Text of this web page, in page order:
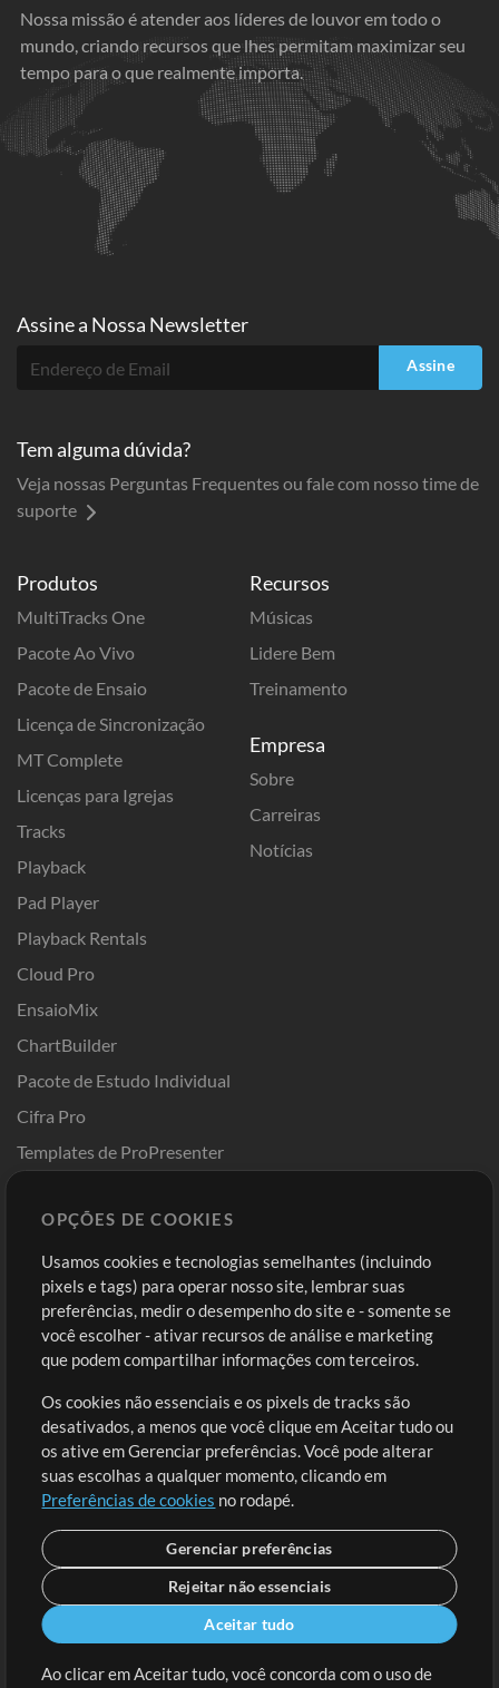
Nossa missão é atender aos líderes de louvor em todo o
mundo, criando recursos que lhes permitam maximizar seu
tempo para o que realmente importa.
Produtos
MultiTracks One
Pacote Ao Vivo
Pacote de Ensaio
Licença de Sincronização
MT Complete
Licenças para Igrejas
Tracks
Playback
Pad Player
Playback Rentals
Cloud Pro
EnsaioMix
ChartBuilder
Pacote de Estudo Individual
Cifra Pro
Templates de ProPresenter
Recursos
Músicas
Lidere Bem
Treinamento
Empresa
Sobre
Carreiras
Notícias
Comprar Créditos
Conteúdo Grátis
Solicite uma Música
Extras
Sessões
Envie seu conteúdo
Playlist
MT Conference
Entre
Cadastre-se
Ir ao carrinho
Assine a Nossa Newsletter
Assine
Tem alguma dúvida?
Veja nossas Perguntas Frequentes ou fale com nosso time de
suporte
OPÇÕES DE COOKIES
Usamos cookies e tecnologias semelhantes (incluindo
pixels e tags) para operar nosso site, lembrar suas
preferências, medir o desempenho do site e - somente se
você escolher - ativar recursos de análise e marketing
que podem compartilhar informações com terceiros.
Os cookies não essenciais e os pixels de tracks são
desativados, a menos que você clique em Aceitar tudo ou
os ative em Gerenciar preferências. Você pode alterar
suas escolhas a qualquer momento, clicando em
Preferências de cookies no rodapé.
Gerenciar preferências
Rejeitar não essenciais
Aceitar tudo
Ao clicar em Aceitar tudo, você concorda com o uso de